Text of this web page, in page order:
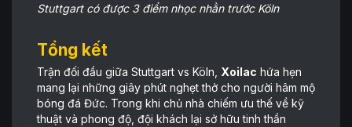
Stuttgart có được 3 điểm nhọc nhằn trước Köln
Tổng kết
Trận đối đầu giữa Stuttgart vs Köln, Xoilac hứa hẹn
mang lại những giây phút nghẹt thở cho người hâm mộ
bóng đá Đức. Trong khi chủ nhà chiếm ưu thế về kỹ
thuật và phong độ, đội khách lại sở hữu tinh thần